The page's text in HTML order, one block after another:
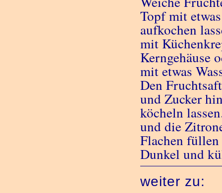
Topf mit
aufkochen
mit
Kerngehäuse
mit etwas
Den
und Zucker
köcheln
und die
Flachen
Dunkel und
weiter zu: